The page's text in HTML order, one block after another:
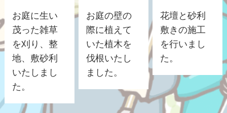
お庭に生い
茂った雑草
を刈り、整
地、敷砂利
いたしまし
た。
お庭の壁の
際に植えて
いた植木を
伐根いたし
ました。
花壇と砂利
敷きの施工
を行いまし
た。